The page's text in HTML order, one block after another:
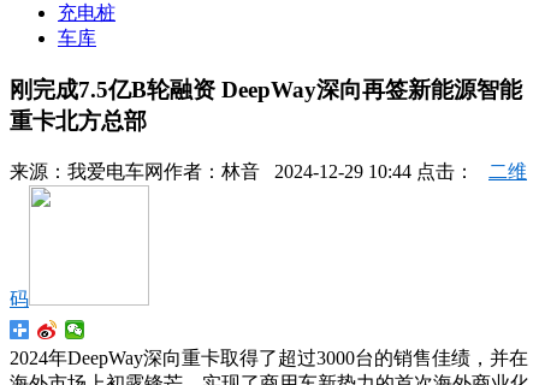
充电桩
车库
刚完成7.5亿B轮融资 DeepWay深向再签新能源智能
重卡北方总部
来源： 我爱电车网作者： 林音 2024-12-29 10:44 点击： 二维
码
2024年DeepWay深向重卡取得了超过3000台的销售佳绩，并在